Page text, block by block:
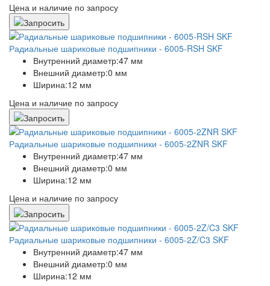
Цена и наличие по запросу
Радиальные шариковые подшипники - 6005-RSH SKF
Внутренний диаметр:47 мм
Внешний диаметр:0 мм
Ширина:12 мм
Цена и наличие по запросу
Радиальные шариковые подшипники - 6005-2ZNR SKF
Внутренний диаметр:47 мм
Внешний диаметр:0 мм
Ширина:12 мм
Цена и наличие по запросу
Радиальные шариковые подшипники - 6005-2Z/C3 SKF
Внутренний диаметр:47 мм
Внешний диаметр:0 мм
Ширина:12 мм